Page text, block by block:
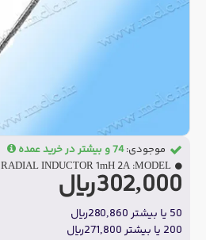
302,000ریال
50 یا بیشتر 280,860ریال
200 یا بیشتر 271,800ریال
موجودی: 74 و بیشتر در خرید عمده
MODEL:
RADIAL INDUCTOR 1mH 2A